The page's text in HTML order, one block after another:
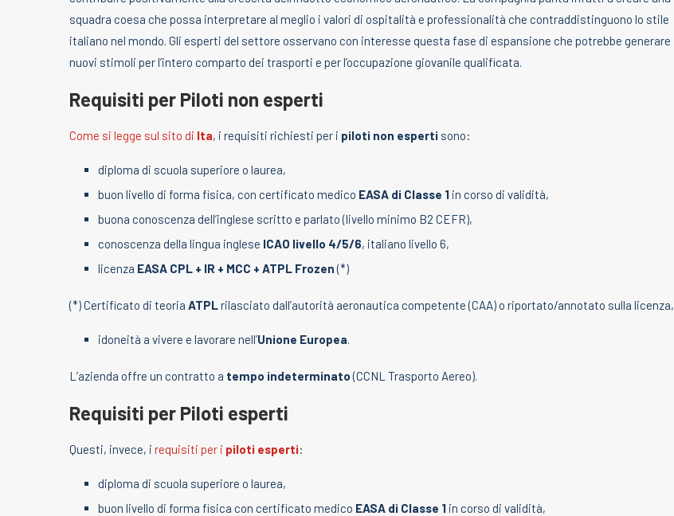
squadra coesa che possa interpretare al meglio i valori di ospitalità e professionalità che contraddistinguono lo stile
italiano nel mondo. Gli esperti del settore osservano con interesse questa fase di espansione che potrebbe generare
nuovi stimoli per l’intero comparto dei trasporti e per l’occupazione giovanile qualificata.
Requisiti per Piloti non esperti
Come si legge sul sito di Ita, i requisiti richiesti per i piloti non esperti sono:
diploma di scuola superiore o laurea,
buon livello di forma fisica, con certificato medico EASA di Classe 1 in corso di validità,
buona conoscenza dell’inglese scritto e parlato (livello minimo B2 CEFR),
conoscenza della lingua inglese ICAO livello 4/5/6, italiano livello 6,
licenza EASA CPL + IR + MCC + ATPL Frozen(*)
(*) Certificato di teoria ATPL rilasciato dall’autorità aeronautica competente (CAA) o riportato/annotato sulla licenza,
idoneità a vivere e lavorare nell’Unione Europea
L’azienda offre un contratto a tempo indeterminato(CCNL Trasporto Aereo).
Requisiti per Piloti esperti
Questi, invece, i requisiti per i piloti esperti:
diploma di scuola superiore o laurea,
buon livello di forma fisica con certificato medico EASA di Classe 1 in corso di validità,